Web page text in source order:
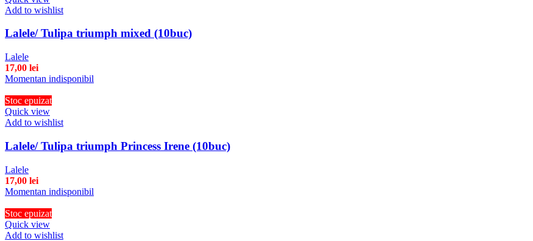
Add to wishlist
Lalele/ Tulipa triumph mixed (10buc)
Lalele
17,00 lei
Momentan indisponibil
Stoc epuizat
Quick view
Add to wishlist
Lalele/ Tulipa triumph Princess Irene (10buc)
Lalele
17,00 lei
Momentan indisponibil
Stoc epuizat
Quick view
Add to wishlist